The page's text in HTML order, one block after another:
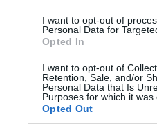
I want to opt-out of
Personal Data for
Opted In
I want to opt-out of
Retention, Sale, and/or
Personal Data that Is
Purposes for which it was
Opted Out
Ενυδατικές Κρέμες